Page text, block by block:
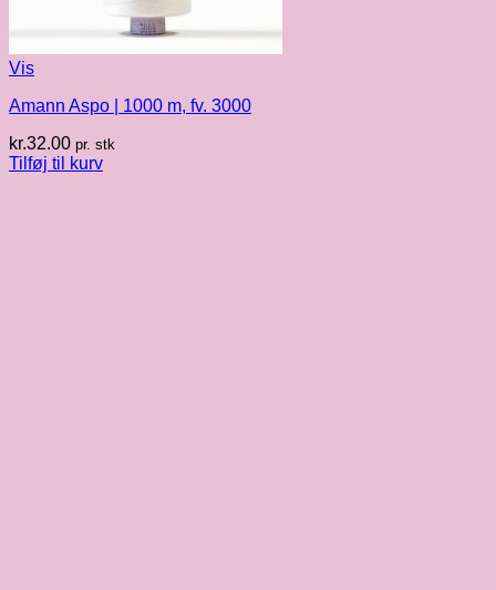
Vis
Amann Aspo | 1000 m, fv. 3000
kr.32.00 pr. stk
Tilføj til kurv